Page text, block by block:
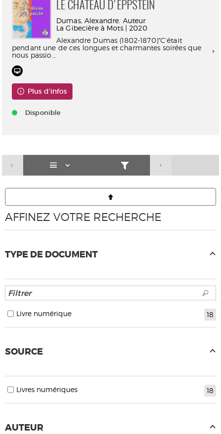
LE CHÂTEAU D'EPPSTEIN
Dumas, Alexandre. Auteur
La Gibecière à Mots | 2020
Alexandre Dumas (1802-1870)"C’était
pendant une de ces longues et charmantes soirées que
nous passio...
Plus d'infos
Disponible
AFFINEZ VOTRE RECHERCHE
TYPE DE DOCUMENT
18
Livre numérique
SOURCE
18
Livres numériques
AUTEUR